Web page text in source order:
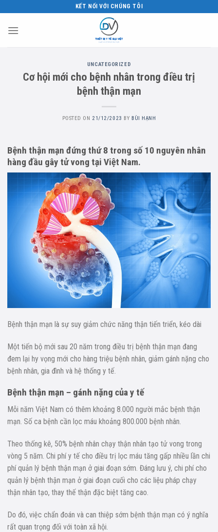
content
KẾT NỐI VỚI CHÚNG TÔI
UNCATEGORIZED
Cơ hội mới cho bệnh nhân trong điều trị
bệnh thận mạn
POSTED ON 21/12/2023 BY BÙI HẠNH
Bệnh thận mạn đứng thứ 8 trong số 10 nguyên nhân
hàng đầu gây tử vong tại Việt Nam.
Bệnh thận mạn là sự suy giảm chức năng thận tiến triển, kéo dài
Một tiến bộ mới sau 20 năm trong điều trị bệnh thận mạn đang
đem lại hy vọng mới cho hàng triệu bệnh nhân, giảm gánh nặng cho
bệnh nhân, gia đình và hệ thống y tế.
Bệnh thận mạn – gánh nặng của y tế
Mỗi năm Việt Nam có thêm khoảng 8.000 người mắc bệnh thận
mạn. Số ca bệnh cần lọc máu khoảng 800.000 bệnh nhân.
Theo thống kê, 50% bệnh nhân chạy thận nhân tạo tử vong trong
vòng 5 năm. Chi phí y tế cho điều trị lọc máu tăng gấp nhiều lần chi
phí quản lý bệnh thận mạn ở giai đoạn sớm. Đáng lưu ý, chi phí cho
quản lý bệnh thận mạn ở giai đoạn cuối cho các liệu pháp chạy
thận nhân tạo, thay thế thận đặc biệt tăng cao.
Do đó, việc chẩn đoán và can thiệp sớm bệnh thận mạn có ý nghĩa
rất quan trọng đối với toàn xã hội.